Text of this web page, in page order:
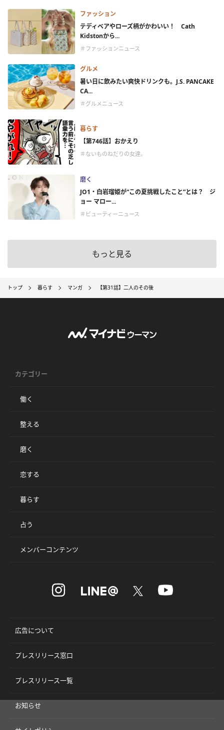
ファッション
テディベアやローズ柄がかわいい！ Cath
Kidstonから...
＃ファッションニュース
グルメ
暑い日に飲みたい爽快ドリンクも。J.S. PANCAKE
CA...
＃グルメニュース
暮らす
【第746話】おかえり
＃ないものねだりの女達。
磨く
JO1・白岩瑠姫が“この夏挑戦したこと”とは？ ジ
ョー マロー...
＃ビューティーニュース
もっと見る
トップ 暮らす マンガ 【第31話】二人のその後
カテゴリー
働く
整える
磨く
恋する
暮らす
占う
メンバーコンテンツ
広告について
プレスリリース窓口
プレスリリース一覧
お知らせ